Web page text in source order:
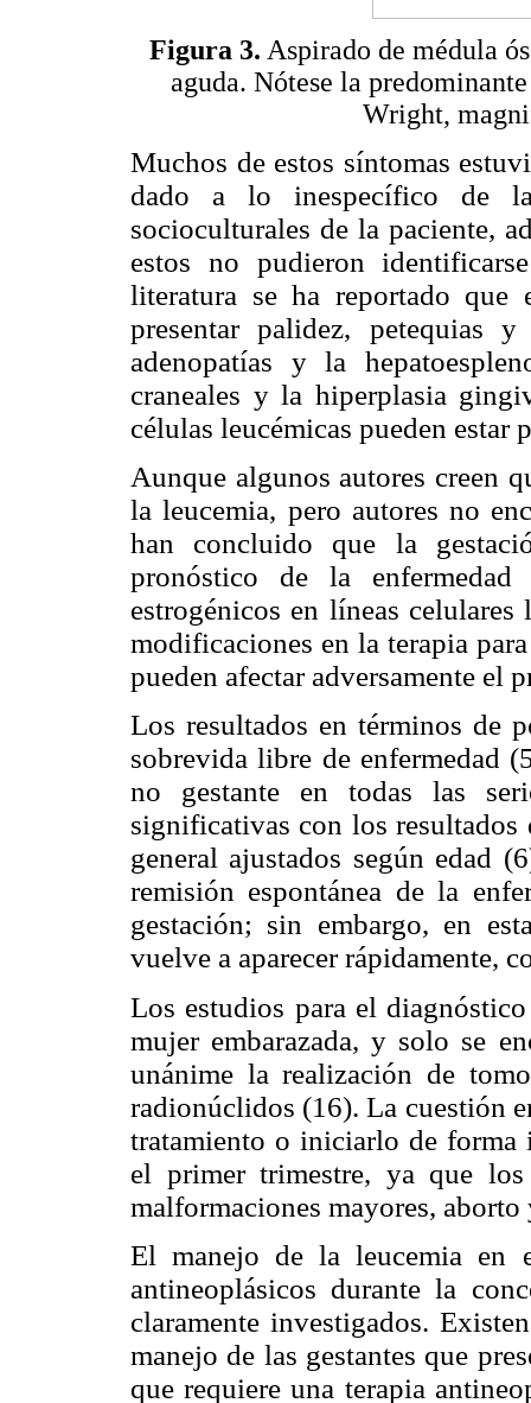
Figura 3. Aspirado de médula
aguda. Nótese la
Wright,
Muchos de estos síntomas
dado a lo inespecífico de
socioculturales de la paciente,
estos no pudieron
literatura se ha reportado que
presentar palidez, petequias
adenopatías y la
craneales y la hiperplasia
células leucémicas pueden estar
Aunque algunos autores creen
la leucemia, pero autores no
han concluido que la
pronóstico de la
estrogénicos en líneas
modificaciones en la terapia
pueden afectar adversamente el
Los resultados en términos de
sobrevida libre de enfermedad
no gestante en todas las
significativas con los
general ajustados según edad
remisión espontánea de la
gestación; sin embargo, en
vuelve a aparecer rápidamente,
Los estudios para el
mujer embarazada, y solo se
unánime la realización de
radionúclidos (16). La cuestión
tratamiento o iniciarlo de forma
el primer trimestre, ya que
malformaciones mayores, aborto
El manejo de la leucemia en
antineoplásicos durante la
claramente investigados.
manejo de las gestantes que
que requiere una terapia